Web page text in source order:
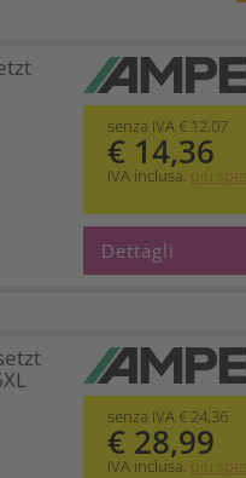
senza IVA € 12,07
€ 14,36
IVA inclusa. più
Dettagli
senza IVA € 24,36
€ 28,99
IVA inclusa. più